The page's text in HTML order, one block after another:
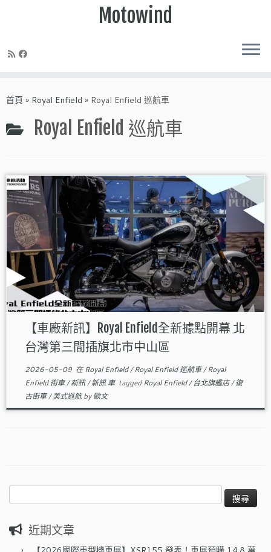
to
Motowind
首頁 » Royal Enfield » Royal Enfield 巡航車
Royal Enfield 巡航車
【車廠新訊】Royal Enfield全新據點開幕 北
台灣第三間插旗北市中山區
2026-05-09在Royal Enfield/Royal Enfield 巡航車/Royal
Enfield 街車/新訊/新訊 車 taggedRoyal Enfield/台北旗艦店/復
古街車/美式巡航by歐文
尋
鍵
近期文章